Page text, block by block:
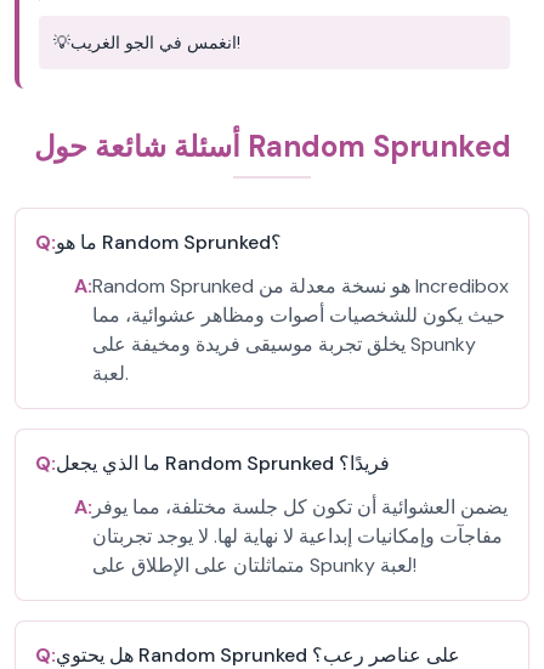
💡 انغمس في الجو الغريب!
أسئلة شائعة حول Random Sprunked
Q:
ما هو Random Sprunked؟
A:Random Sprunked هو نسخة معدلة من Incredibox
حيث يكون للشخصيات أصوات ومظاهر عشوائية، مما
يخلق تجربة موسيقى فريدة ومخيفة على Spunky
لعبة.
Q:
ما الذي يجعل Random Sprunked فريدًا؟
A: يضمن العشوائية أن تكون كل جلسة مختلفة، مما يوفر
مفاجآت وإمكانيات إبداعية لا نهاية لها. لا يوجد تجربتان
متماثلتان على الإطلاق على Spunky لعبة!
Q:
هل يحتوي Random Sprunked على عناصر رعب؟